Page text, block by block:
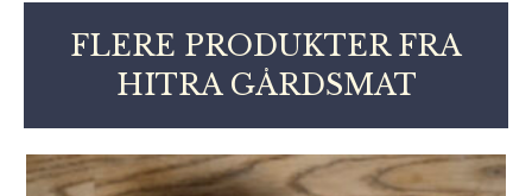
FLERE PRODUKTER FRA
HITRA GÅRDSMAT